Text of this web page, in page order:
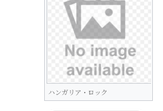
ハンガリア・ロック